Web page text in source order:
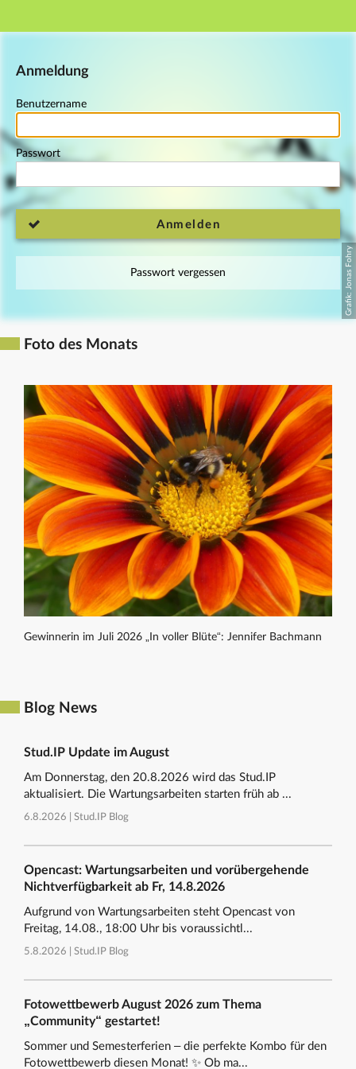
Hauptnavigation
Anmeldung
Benutzername
Passwort
Anmelden
Passwort vergessen
Foto des Monats
Gewinnerin im Juli 2026 „In voller Blüte“: Jennifer Bachmann
Blog News
Stud.IP Update im August
Am Donnerstag, den 20.8.2026 wird das Stud.IP
aktualisiert. Die Wartungsarbeiten starten früh ab ...
6.8.2026 | Stud.IP Blog
Opencast: Wartungsarbeiten und vorübergehende
Nichtverfügbarkeit ab Fr, 14.8.2026
Aufgrund von Wartungsarbeiten steht Opencast von
Freitag, 14.08., 18:00 Uhr bis voraussichtl...
5.8.2026 | Stud.IP Blog
Fotowettbewerb August 2026 zum Thema
„Community“ gestartet!
Sommer und Semesterferien – die perfekte Kombo für den
Fotowettbewerb diesen Monat! ✨ Ob ma...